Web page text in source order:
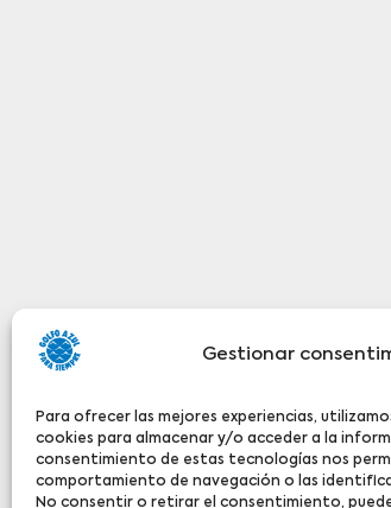
Gestionar
Para ofrecer las mejores experiencias,
cookies para almacenar y/o acceder a la
consentimiento de estas tecnologías nos
comportamiento de navegación o las
No consentir o retirar el consentimiento,